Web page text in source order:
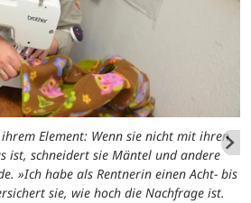
Element: Wenn sie nicht mit ihren
ist, schneidert sie Mäntel und andere
»Ich habe als Rentnerin einen Acht- bis
sie, wie hoch die Nachfrage ist.